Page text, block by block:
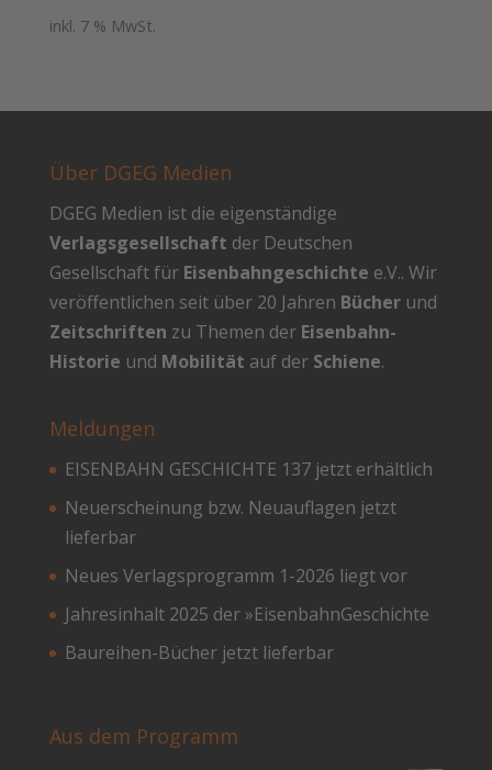
inkl. 7 % MwSt.
Über DGEG Medien
DGEG Medien ist die eigenständige
Verlagsgesellschaft der Deutschen
Gesellschaft für Eisenbahngeschichte e.V.. Wir
veröffentlichen seit über 20 Jahren Bücherund
Zeitschriften zu Themen der Eisenbahn-
Historie und Mobilität auf der Schiene.
Meldungen
EISENBAHN GESCHICHTE 137 jetzt erhältlich
Neuerscheinung bzw. Neuauflagen jetzt
lieferbar
Neues Verlagsprogramm 1-2026 liegt vor
Jahresinhalt 2025 der »EisenbahnGeschichte
Baureihen-Bücher jetzt lieferbar
Aus dem Programm